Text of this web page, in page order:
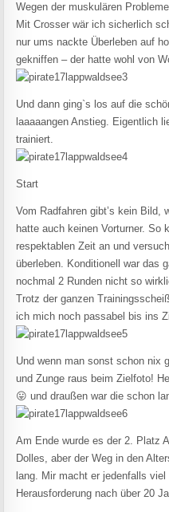
Wegen der muskulären
Mit Crosser wär ich sicherlich
nur ums nackte Überleben auf
gekniffen – der hatte wohl von
Und dann ging`s los auf die
laaaaangen Anstieg. Eigentlich
trainiert.
Start
Vom Radfahren gibt’s kein Bild,
hatte auch keinen Vorturner.
respektablen Zeit an und
überleben. Konditionell war das
nochmal 2 Runden nicht so
Trotz der ganzen
ich mich noch passabel bis ins
Und wenn man sonst schon nix
und Zunge raus beim Zielfoto!
😛 und draußen war die schon
Am Ende wurde es der 2. Platz
Dolles, aber der Weg in den
lang. Mir macht er jedenfalls
Herausforderung nach über 20